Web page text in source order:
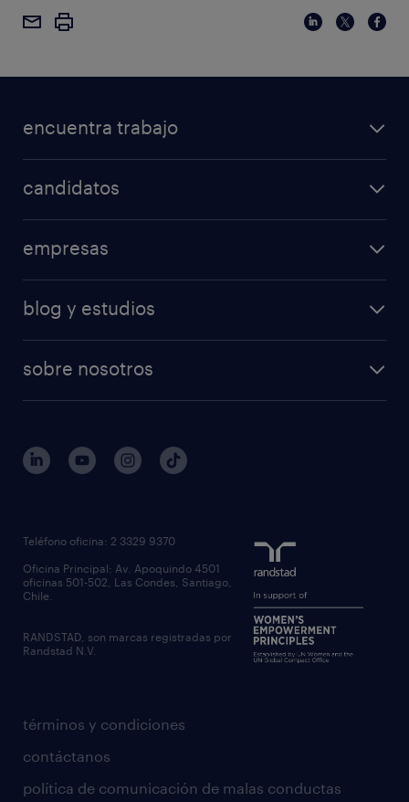
encuentra trabajo
candidatos
empresas
blog y estudios
sobre nosotros
términos y condiciones
contáctanos
política de comunicación de malas conductas
Teléfono oficina: 2 3329 9370
Oficina Principal: Av. Apoquindo 4501
oficinas 501-502, Las Condes, Santiago,
Chile.
RANDSTAD, son marcas registradas por
Randstad N.V.